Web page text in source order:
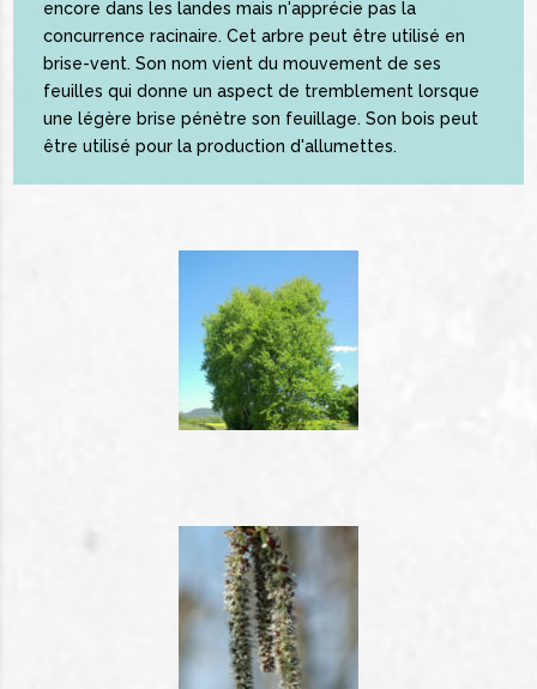
encore dans les landes mais n'apprécie pas la
concurrence racinaire. Cet arbre peut être utilisé en
brise-vent. Son nom vient du mouvement de ses
feuilles qui donne un aspect de tremblement lorsque
une légère brise pénètre son feuillage. Son bois peut
être utilisé pour la production d'allumettes.